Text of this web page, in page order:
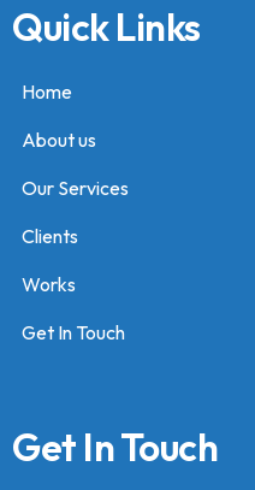
Quick Links
Home
About us
Our Services
Clients
Works
Get In Touch
Get In Touch